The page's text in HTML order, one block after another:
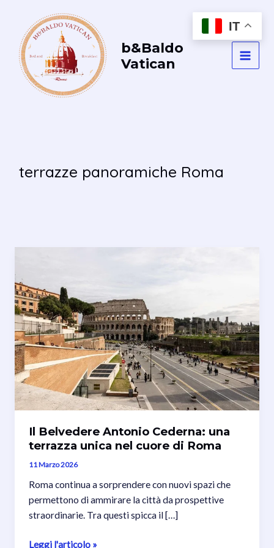
contenuto
b&Baldo
Vatican
terrazze panoramiche Roma
Il Belvedere Antonio Cederna: una
terrazza unica nel cuore di Roma
11 Marzo 2026
Roma continua a sorprendere con nuovi spazi che
permettono di ammirare la città da prospettive
straordinarie. Tra questi spicca il […]
Il
Leggi l'articolo »
IT